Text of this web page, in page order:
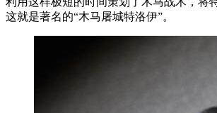
这就是著名的“木马屠城特洛伊”。